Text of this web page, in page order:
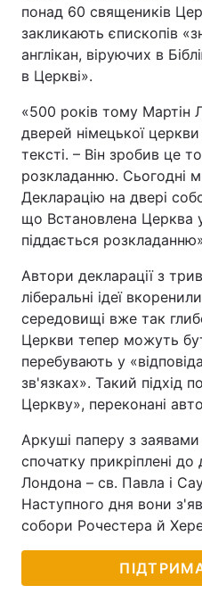
понад 60 священиків
закликають єпископів
англікан, віруючих в
в Церкві».
«500 років тому Мартін
дверей німецької
тексті. – Він зробив це
розкладанню. Сьогодні
Декларацію на двері
що Встановлена Церква
піддається
Автори декларації з
ліберальні ідеї
середовищі вже так
Церкви тепер можуть
перебувають у
зв'язках». Такий підхід
Церкву», переконані
Аркуші паперу з
спочатку прикріплені
Лондона – св. Павла і
Наступного дня вони
собори Рочестера й